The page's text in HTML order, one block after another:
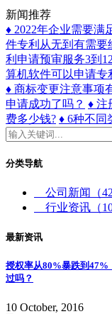
新闻推荐
♦ 2022年企业需要满
件专利从无到有需要
利申请预审服务3到
算机软件可以申请专
♦ 商标变更注意事项
申请成功了吗？ ♦ 注
费多少钱? ♦ 6种不同
分类导航
公司新闻
（
行业资讯 （
最新资讯
授权率从80%暴跌到
过吗？
10 October, 2016